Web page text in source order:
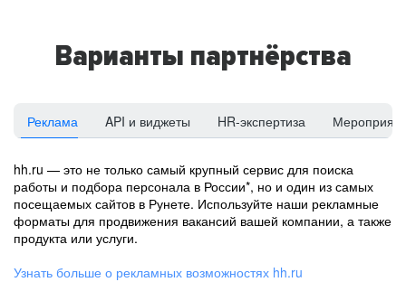
Варианты партнёрства
Реклама API и виджеты HR-экспертиза
hh.ru — это не только самый крупный сервис для поиска
работы и подбора персонала в России*, но и один из самых
посещаемых сайтов в Рунете. Используйте наши рекламные
форматы для продвижения вакансий вашей компании, а также
продукта или услуги.
Узнать больше о рекламных возможностях hh.ru